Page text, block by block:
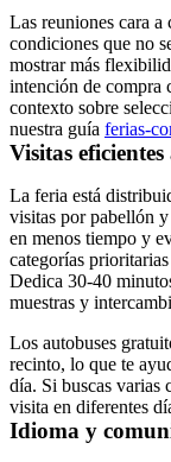
Las reuniones cara a
condiciones que no
mostrar más
intención de compra
contexto sobre
nuestra guía ferias-
Visitas
La feria está
visitas por pabellón
en menos tiempo y
categorías
Dedica 30-40
muestras y
Los autobuses
recinto, lo que te
día. Si buscas varias
visita en diferentes
Idioma y